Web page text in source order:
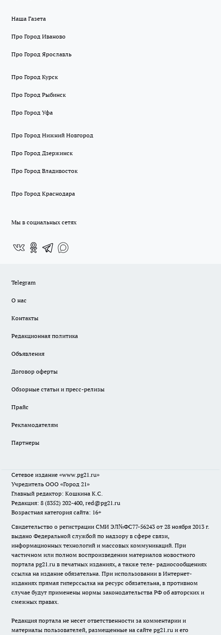
Наша Газета
Про Город Иваново
Про Город Ярославль
Про Город Курск
Про Город Рыбинск
Про Город Уфа
Про Город Нижний Новгород
Про Город Дзержинск
Про Город Владивосток
Про Город Краснодара
Мы в социальных сетях
Telegram
О нас
Контакты
Редакционная политика
Объявления
Договор оферты
Обзорные статьи и пресс-релизы
Прайс
Рекламодателям
Партнеры
Сетевое издание «www.pg21.ru»
Учредитель ООО «Город 21»
Главный редактор: Кошкина К.С.
Редакция: 8 (8352) 202-400, red@pg21.ru
Возрастная категория сайта: 16+
Свидетельство о регистрации СМИ ЭЛ№ФС77-56243 от 28 ноября 2013 г.
выдано Федеральной службой по надзору в сфере связи,
информационных технологий и массовых коммуникаций. При
частичном или полном воспроизведении материалов новостного
портала pg21.ru в печатных изданиях, а также теле- радиосообщениях
ссылка на издание обязательна. При использовании в Интернет-
изданиях прямая гиперссылка на ресурс обязательна, в противном
случае будут применены нормы законодательства РФ об авторских и
смежных правах.
Редакция портала не несет ответственности за комментарии и
материалы пользователей, размещенные на сайте pg21.ru и его